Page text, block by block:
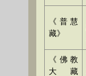
《普慧
藏》
《佛教
大藏